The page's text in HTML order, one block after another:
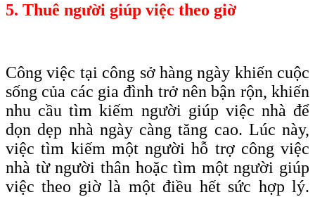
5. Thuê người giúp việc theo giờ
Công việc tại công sở hàng ngày khiến cuộc
sống của các gia đình trở nên bận rộn, khiến
nhu cầu tìm kiếm người giúp việc nhà để
dọn dẹp nhà ngày càng tăng cao. Lúc này,
việc tìm kiếm một người hỗ trợ công việc
nhà từ người thân hoặc tìm một người giúp
việc theo giờ là một điều hết sức hợp lý.